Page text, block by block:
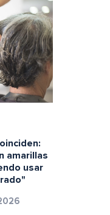
amarillas
usar